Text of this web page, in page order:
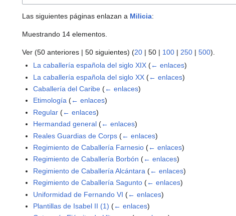
Las siguientes páginas enlazan a Milicia:
Muestrando 14 elementos.
Ver (50 anteriores | 50 siguientes) (20 | 50 | 100 | 250 | 500).
La caballería española del siglo XIX (← enlaces)
La caballería española del siglo XX (← enlaces)
Caballería del Caribe (← enlaces)
Etimología (← enlaces)
Regular (← enlaces)
Hermandad general (← enlaces)
Reales Guardias de Corps (← enlaces)
Regimiento de Caballería Farnesio (← enlaces)
Regimiento de Caballería Borbón (← enlaces)
Regimiento de Caballería Alcántara (← enlaces)
Regimiento de Caballería Sagunto (← enlaces)
Uniformidad de Fernando VI (← enlaces)
Plantillas de Isabel II (1) (← enlaces)